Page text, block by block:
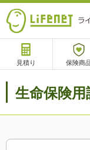
見積り 保険商
サポート
生命保険用